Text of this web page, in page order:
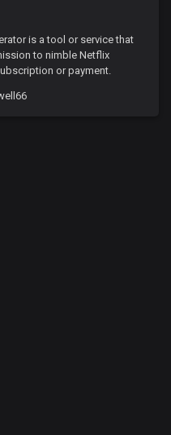
is a tool or service that
to nimble Netflix
or payment.